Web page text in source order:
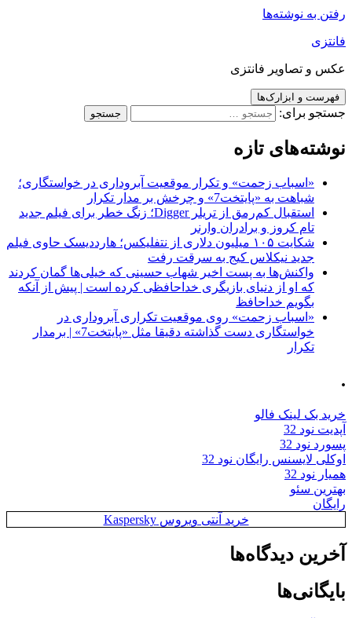
رفتن به نوشته‌ها
فانتزی
عکس و تصاویر فانتزی
فهرست و ابزارک‌ها
جستجو برای:
نوشته‌های تازه
«اسباب زحمت» و تکرار موقعیت آبروداری در خواستگاری؛
شباهت به «پایتخت7» و چرخش بر مدار تکرار
استقبال کم‌رمق از تریلر Digger؛ زنگ خطر برای فیلم جدید
تام کروز و برادران وارنر
شکایت ۱۰۵ میلیون دلاری از نتفلیکس؛ هارددیسک حاوی فیلم
جدید نیکلاس کیج به سرقت رفت
واکنش‌ها به پست اخیر شهاب حسینی که خیلی‌ها گمان کردند
که او از دنیای بازیگری خداحافظی کرده است | پیش از آنکه
بگویم خداحافظ
«اسباب زحمت» روی موقعیت تکراری آبروداری در
خواستگاری دست گذاشته دقیقا مثل «پایتخت7» | برمدار
تکرار
.
خرید بک لینک فالو
آپدیت نود 32
پسورد نود 32
اوکلی لایسنس رایگان نود 32
همیار نود 32
بهترین سئو
رایگان
خرید آنتی ویروس Kaspersky
آخرین دیدگاه‌ها
بایگانی‌ها